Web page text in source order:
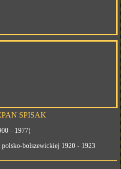
SPISAK
- 1977)
bolszewickiej 1920 - 1923